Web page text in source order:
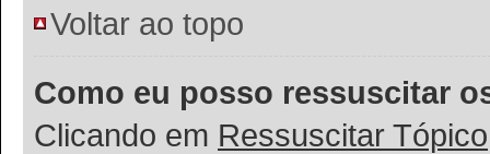
Voltar ao topo
Como eu posso ressuscitar
Clicando em Ressuscitar Tópico